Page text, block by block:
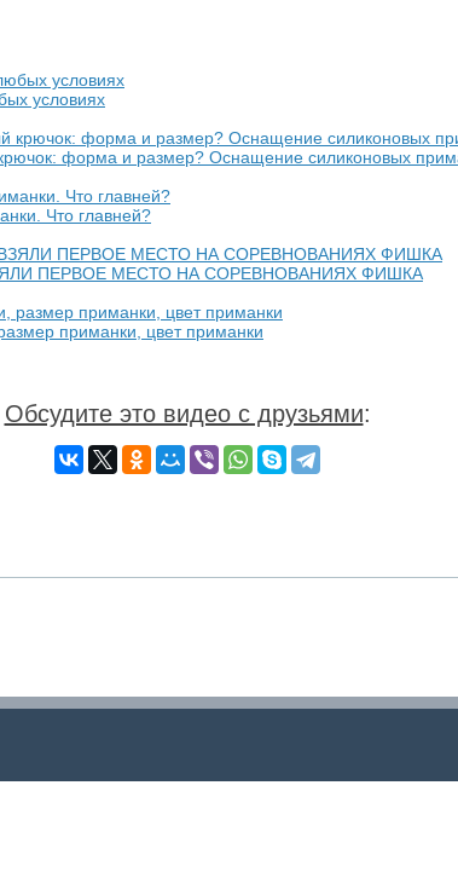
условиях
форма и размер? Оснащение силиконовых
Что главней?
ПЕРВОЕ МЕСТО НА СОРЕВНОВАНИЯХ ФИШКА
приманки, цвет приманки
Обсудите это видео с друзьями: